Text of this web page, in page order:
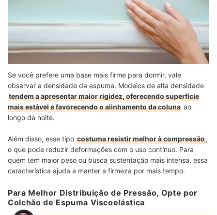
Se você prefere uma base mais firme para dormir, vale
observar a densidade da espuma. Modelos de alta densidade
tendem a apresentar maior rigidez, oferecendo superfície
mais estável e favorecendo o alinhamento da coluna ao
longo da noite.
Além disso, esse tipo costuma resistir melhor à compressão,
o que pode reduzir deformações com o uso contínuo. Para
quem tem maior peso ou busca sustentação mais intensa, essa
característica ajuda a manter a firmeza por mais tempo.
Para Melhor Distribuição de Pressão, Opte por
Colchão de Espuma Viscoelástica